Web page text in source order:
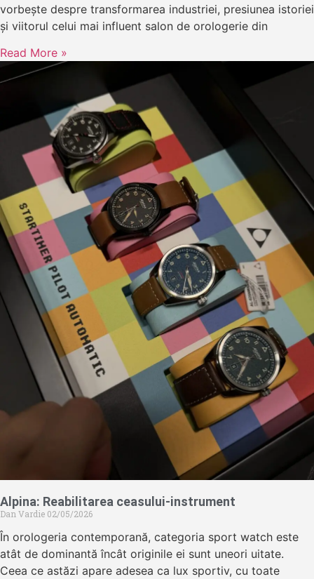
vorbește despre transformarea industriei, presiunea istoriei
și viitorul celui mai influent salon de orologerie din
Read More »
Alpina: Reabilitarea ceasului-instrument
Dan Vardie 02/05/2026
În orologeria contemporană, categoria sport watch este
atât de dominantă încât originile ei sunt uneori uitate.
Ceea ce astăzi apare adesea ca lux sportiv, cu toate